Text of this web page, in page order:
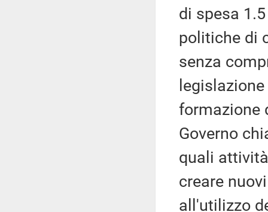
di spesa
politiche di
senza
formazione
Governo
quali
creare
all'utilizzo